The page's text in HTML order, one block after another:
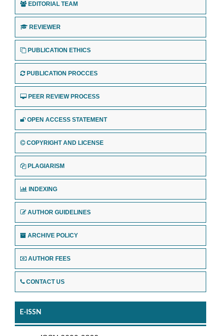
EDITORIAL TEAM
REVIEWER
PUBLICATION ETHICS
PUBLICATION PROCCES
PEER REVIEW PROCESS
OPEN ACCESS STATEMENT
COPYRIGHT AND LICENSE
PLAGIARISM
INDEXING
AUTHOR GUIDELINES
ARCHIVE POLICY
AUTHOR FEES
CONTACT US
E-ISSN